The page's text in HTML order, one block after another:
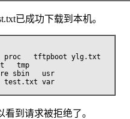
已成功下载到本机。
proc   tftpboot ylg.txt
tmp
sbin   usr
test.txt var
到请求被拒绝了。